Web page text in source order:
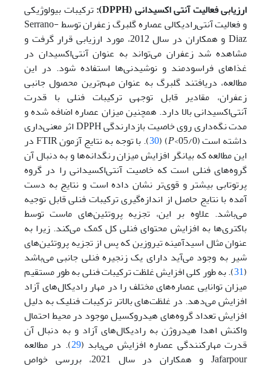
ارزیابی فعالیت آنتی اکسیدانی (DPPH
):ترکیبات بیولوژیکی
و فعالیت آنتی‌رادیکالی عصاره گلبرگ زعفران توسط Serrano-
Diaz و همکاران در سال 2012، مورد ارزیابی قرار گرفت و
مشاهده شد زعفران می‌تواند به عنوان آنتی‌اکسیدان در
غذاهای فراسودمند و نوشیدنی‌ها استفاده شود. در این
مطالعه، دریافتند گلبرگ به عنوان مهم‌ترین محصول جانبی
زعفران، مقادیر قابل‌ توجهی ترکیبات فنلی با قدرت
آنتی‌اکسیدانی بالا دارد. همچنین میزان عصاره اضافه شده و
مدت نگه‌داری روی خاصیت بازدارندگی DPPH اثر معنی‌داری
داشته است (05/0>
P
) (
30
). با توجه به نتایج آزمون FTIR در
این مطالعه که بیانگر افزایش میزان رنگدانه‌ها و به دنبال آن
گروه‌های فنلی است که خاصیت آنتی‌اکسیدانی را در گروه
پرتوتابی بیشتر و قوی‌تر نشان داده است و نتایج به دست
آمده با نتایج حاصل از انداز‌ه‌گیری ترکیبات فنلی قابل توجیه
می‌باشد. علاوه بر این، تجزیه پروتئین‌های ماست توسط
باکتری‌ها به افزایش محتوای فنلی کل کمک می‌کند. زیرا به
عنوان مثال اسیدآمینه تیروزین که پس از تجزیه پروتئین‌های
شیر به وجود می‌آید دارای یک زنجیره فنلی جانبی می‌باشد
(
31). به طور کلی افزایش غلظت ترکیبات فنلی به طور مستقیم
میزان توانایی عصاره‌های مختلف را در مهار رادیکال‌های آزاد
افزایش می‌دهد. در غلظت‌های بالاتر ترکیبات فنلیک به دلیل
افزایش تعداد گروه‌های هیدروکسیل موجود در محیط احتمال
واکنش اهدا هیدروژن به رادیکال‌های آزاد و به دنبال آن
قدرت مهارکنندگی عصاره افزایش می‌یابد (29). در مطالعه
Jafarpour و همکاران در سال 2021، بررسی خواص